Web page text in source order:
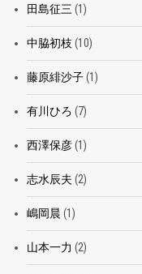
田島征三 (1)
中脇初枝 (10)
藤原緋沙子(1)
有川ひろ (7)
西澤保彦(1)
志水辰夫 (2)
嶋岡晨 (1)
山本一力 (2)